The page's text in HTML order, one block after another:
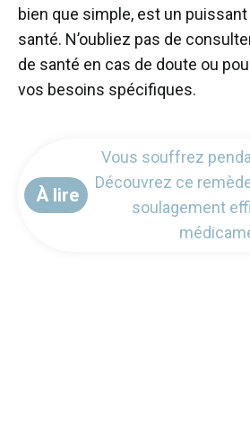
bien que simple, est un
santé. N’oubliez pas de
de santé en cas de doute ou
vos besoins spécifiques.
À lire
Vous souffrez
Découvrez ce
soulagement